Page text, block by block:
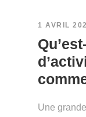
1 AVRIL
Une